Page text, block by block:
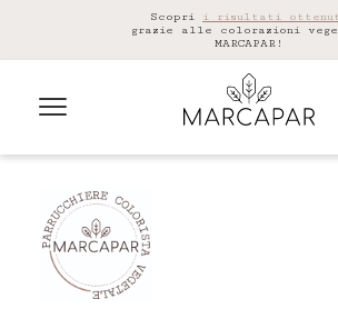
Scopri i risultati
grazie alle colorazioni
MARCAPAR!